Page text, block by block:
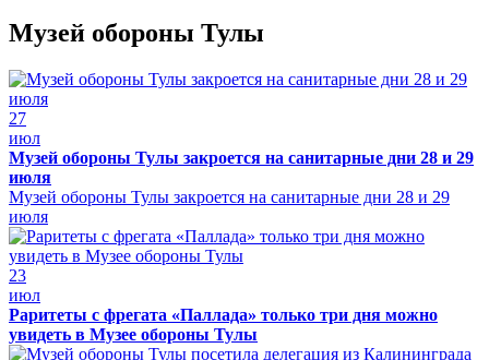
Музей обороны Тулы
27
июл
Музей обороны Тулы закроется на санитарные дни 28 и 29
июля
Музей обороны Тулы закроется на санитарные дни 28 и 29
июля
23
июл
Раритеты с фрегата «Паллада» только три дня можно
увидеть в Музее обороны Тулы